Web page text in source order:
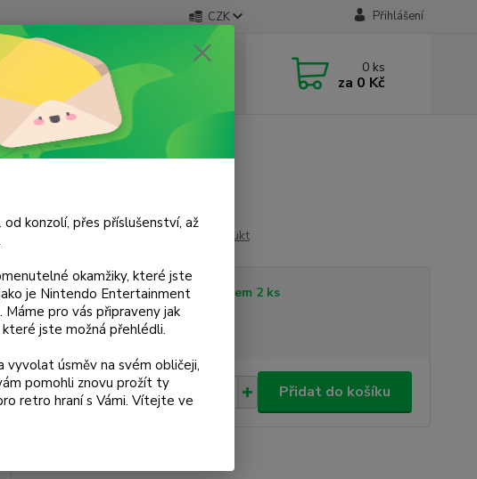
CZK Přihlášení
Nevíte si rady? Zavolejte.
+420 733 751 266
(Po-Pá, 15:00-20:00 hod.)
0 ks
za 0 Kč
Ohodnotit produkt
Dostupnost Skladem 2 ks
Nejsme plátci DPH
160 Kč/ks Přidat do košíku
konzolí, přes příslušenství, až
okamžiky, které jste
je Nintendo Entertainment
Máme pro vás připraveny jak
jste možná přehlédli.
úsměv na svém obličeji,
pomohli znovu prožít ty
retro hraní s Vámi. Vítejte ve